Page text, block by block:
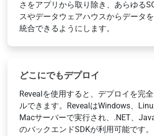
さをアプリから取り除き、あらゆる
スやデータウェアハウスからデータ
統合できるようにします。
どこにでもデプロイ
Revealを使用すると、デプロイを完
ルできます。RevealはWindows、
Macサーバーで実行され、.NET、
のバックエンドSDKが利用可能です